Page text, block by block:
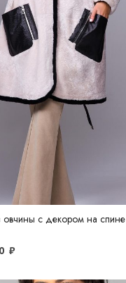
овчины с декором на спине
₽